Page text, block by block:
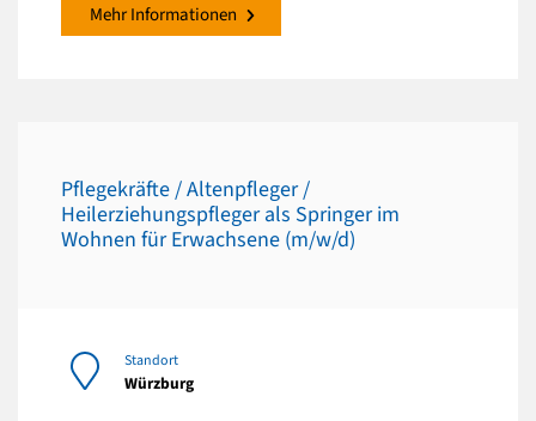
Mehr Informationen
Pflegekräfte / Altenpfleger /
Heilerziehungspfleger als Springer im
Wohnen für Erwachsene (m/w/d)
Standort
Würzburg